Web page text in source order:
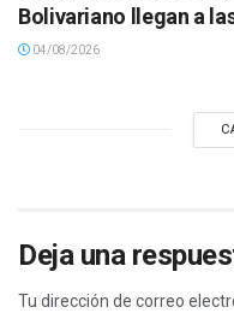
Bolivariano llegan a
04/08/2026
Deja una
Tu dirección de correo